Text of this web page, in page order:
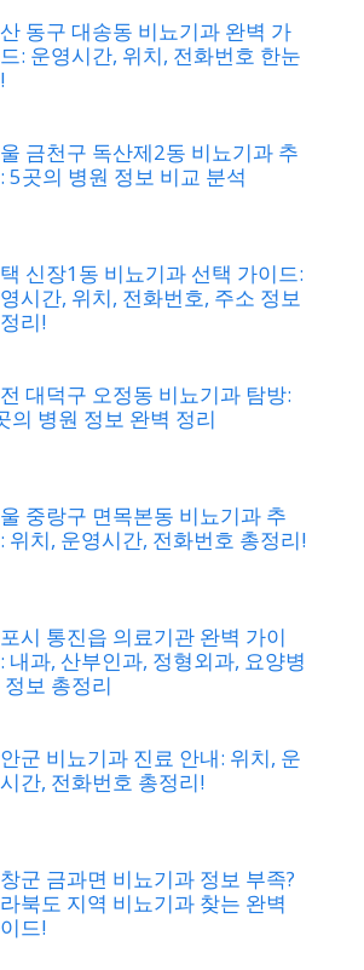
동구 대송동 비뇨기과 완벽 가
: 운영시간, 위치, 전화번호 한눈
금천구 독산제2동 비뇨기과 추
5곳의 병원 정보 비교 분석
신장1동 비뇨기과 선택 가이드:
시간, 위치, 전화번호, 주소 정보
리!
대덕구 오정동 비뇨기과 탐방:
의 병원 정보 완벽 정리
중랑구 면목본동 비뇨기과 추
위치, 운영시간, 전화번호 총정리!
시 통진읍 의료기관 완벽 가이
내과, 산부인과, 정형외과, 요양병
정보 총정리
군 비뇨기과 진료 안내: 위치, 운
간, 전화번호 총정리!
군 금과면 비뇨기과 정보 부족?
북도 지역 비뇨기과 찾는 완벽
드!